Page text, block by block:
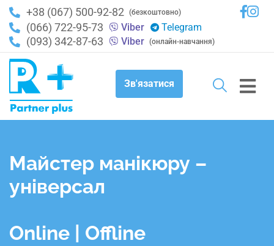
+38 (067) 500-92-82 (безкоштовно)
(066) 722-95-73 Viber Telegram
(093) 342-87-63 Viber (онлайн-навчання)
Зв'язатися
Майстер манікюру –
універсал
Online | Offline